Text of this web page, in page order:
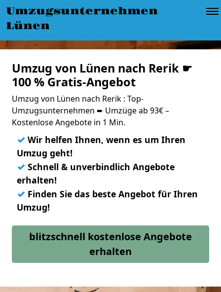
Umzugsunternehmen
Lünen
Umzug von Lünen nach Rerik ☛
100 % Gratis-Angebot
Umzug von Lünen nach Rerik : Top-
Umzugsunternehmen ➨ Umzüge ab 93€ –
Kostenlose Angebote in 1 Min.
✓ Wir helfen Ihnen, wenn es um Ihren
Umzug geht!
✓ Schnell & unverbindlich Angebote
erhalten!
✓ Finden Sie das beste Angebot für Ihren
Umzug!
blitzschnell kostenlose Angebote
erhalten